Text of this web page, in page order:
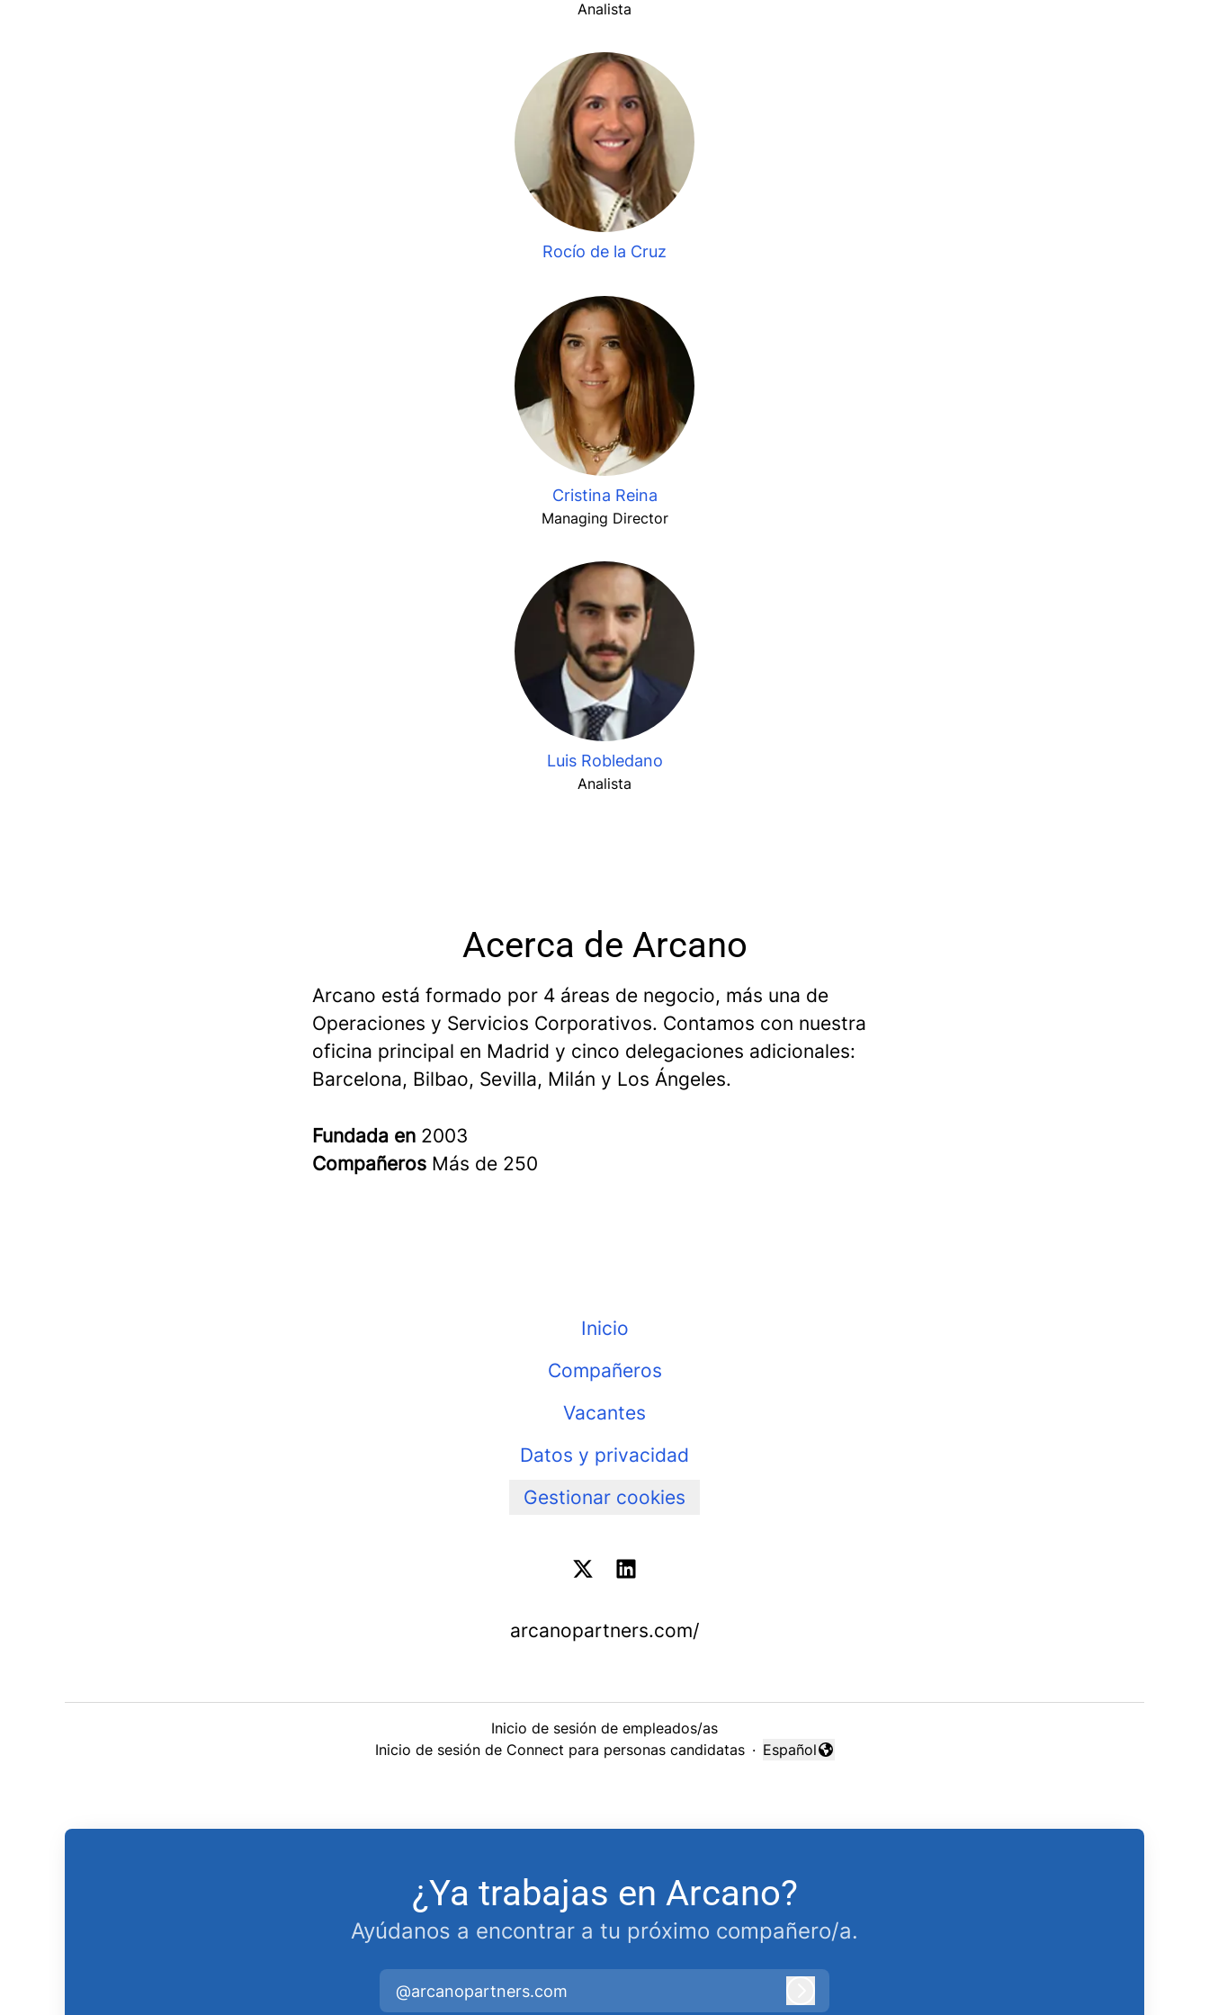
Analista
Rocío de la Cruz
Cristina Reina
Managing Director
Luis Robledano
Analista
Acerca de Arcano
Arcano está formado por 4 áreas de negocio, más una de
Operaciones y Servicios Corporativos. Contamos con nuestra
oficina principal en Madrid y cinco delegaciones adicionales:
Barcelona, Bilbao, Sevilla, Milán y Los Ángeles.
Fundada en 2003
Compañeros Más de 250
Inicio
Compañeros
Vacantes
Datos y privacidad
Gestionar cookies
arcanopartners.com/
Inicio de sesión de empleados/as
Inicio de sesión de Connect para personas candidatas ·
Cambiar idioma
Español
¿Ya trabajas en Arcano?
Ayúdanos a encontrar a tu próximo compañero/a.
@arcanopartners.com